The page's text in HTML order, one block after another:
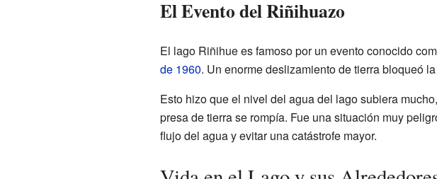
El Evento del Riñihuazo
El lago Riñihue es famoso por un evento conocido
de 1960. Un enorme deslizamiento de tierra bloqueó
Esto hizo que el nivel del agua del lago subiera
presa de tierra se rompía. Fue una situación muy
flujo del agua y evitar una catástrofe mayor.